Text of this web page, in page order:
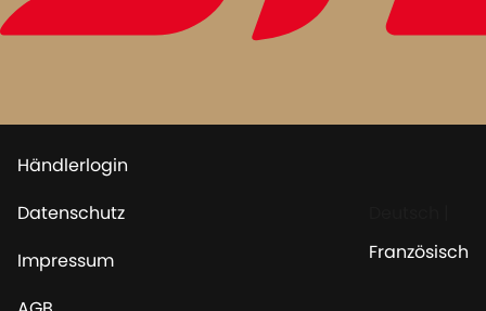
Händlerlogin
Datenschutz
Impressum
Französisch